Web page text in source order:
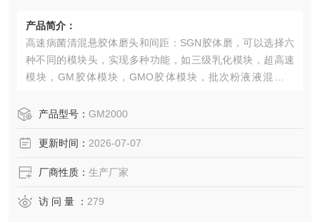
产品简介：
高速病菌清混悬胶体磨头和间距：SGN胶体磨，可以选择六
种不同的模块头，实现多种功能，如三级乳化模块，超高速
模块，GM胶体模块，GMO胶体模块，批次粉液液混合模
产品型号： GM2000
更新时间： 2026-07-07
厂商性质： 生产厂家
访 问 量 ： 279